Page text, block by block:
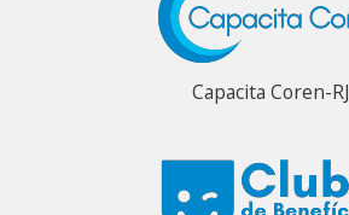
Capacita Coren-RJ